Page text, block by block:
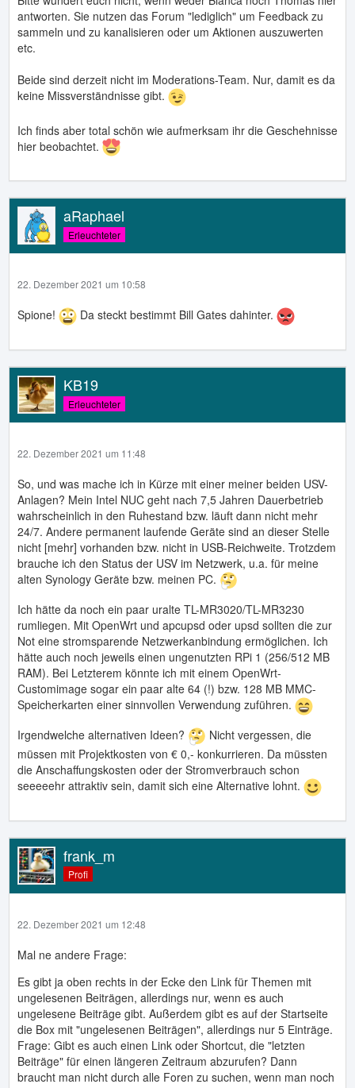
antworten. Sie nutzen das Forum "lediglich" um Feedback zu
sammeln und zu kanalisieren oder um Aktionen auszuwerten
etc.
Beide sind derzeit nicht im Moderations-Team. Nur, damit es da
keine Missverständnisse gibt.
Ich finds aber total schön wie aufmerksam ihr die Geschehnisse
hier beobachtet.
aRaphael
Erleuchteter
22. Dezember 2021 um 10:58
Spione! Da steckt bestimmt Bill Gates dahinter.
KB19
Erleuchteter
22. Dezember 2021 um 11:48
So, und was mache ich in Kürze mit einer meiner beiden USV-
Anlagen? Mein Intel NUC geht nach 7,5 Jahren Dauerbetrieb
wahrscheinlich in den Ruhestand bzw. läuft dann nicht mehr
24/7. Andere permanent laufende Geräte sind an dieser Stelle
nicht [mehr] vorhanden bzw. nicht in USB-Reichweite. Trotzdem
brauche ich den Status der USV im Netzwerk, u.a. für meine
alten Synology Geräte bzw. meinen PC.
Ich hätte da noch ein paar uralte TL-MR3020/TL-MR3230
rumliegen. Mit OpenWrt und apcupsd oder upsd sollten die zur
Not eine stromsparende Netzwerkanbindung ermöglichen. Ich
hätte auch noch jeweils einen ungenutzten RPi 1 (256/512 MB
RAM). Bei Letzterem könnte ich mit einem OpenWrt-
Customimage sogar ein paar alte 64 (!) bzw. 128 MB MMC-
Speicherkarten einer sinnvollen Verwendung zuführen.
Irgendwelche alternativen Ideen?
Nicht vergessen, die
müssen mit Projektkosten von € 0,- konkurrieren. Da müssten
die Anschaffungskosten oder der Stromverbrauch schon
seeeeehr attraktiv sein, damit sich eine Alternative lohnt.
frank_m
Profi
22. Dezember 2021 um 12:48
Mal ne andere Frage:
Es gibt ja oben rechts in der Ecke den Link für Themen mit
ungelesenen Beiträgen, allerdings nur, wenn es auch
ungelesene Beiträge gibt. Außerdem gibt es auf der Startseite
die Box mit "ungelesenen Beiträgen", allerdings nur 5 Einträge.
Frage: Gibt es auch einen Link oder Shortcut, die "letzten
Beiträge" für einen längeren Zeitraum abzurufen? Dann
braucht man nicht durch alle Foren zu suchen, wenn man noch